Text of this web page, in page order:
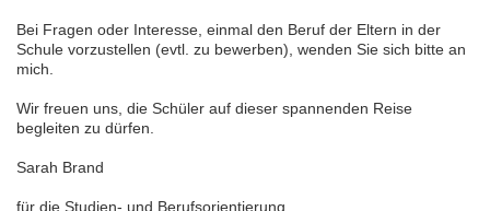
Bei Fragen oder Interesse, einmal den Beruf der Eltern in der
Schule vorzustellen (evtl. zu bewerben), wenden Sie sich bitte an
mich.
Wir freuen uns, die Schüler auf dieser spannenden Reise
begleiten zu dürfen.
Sarah Brand
für die Studien- und Berufsorientierung